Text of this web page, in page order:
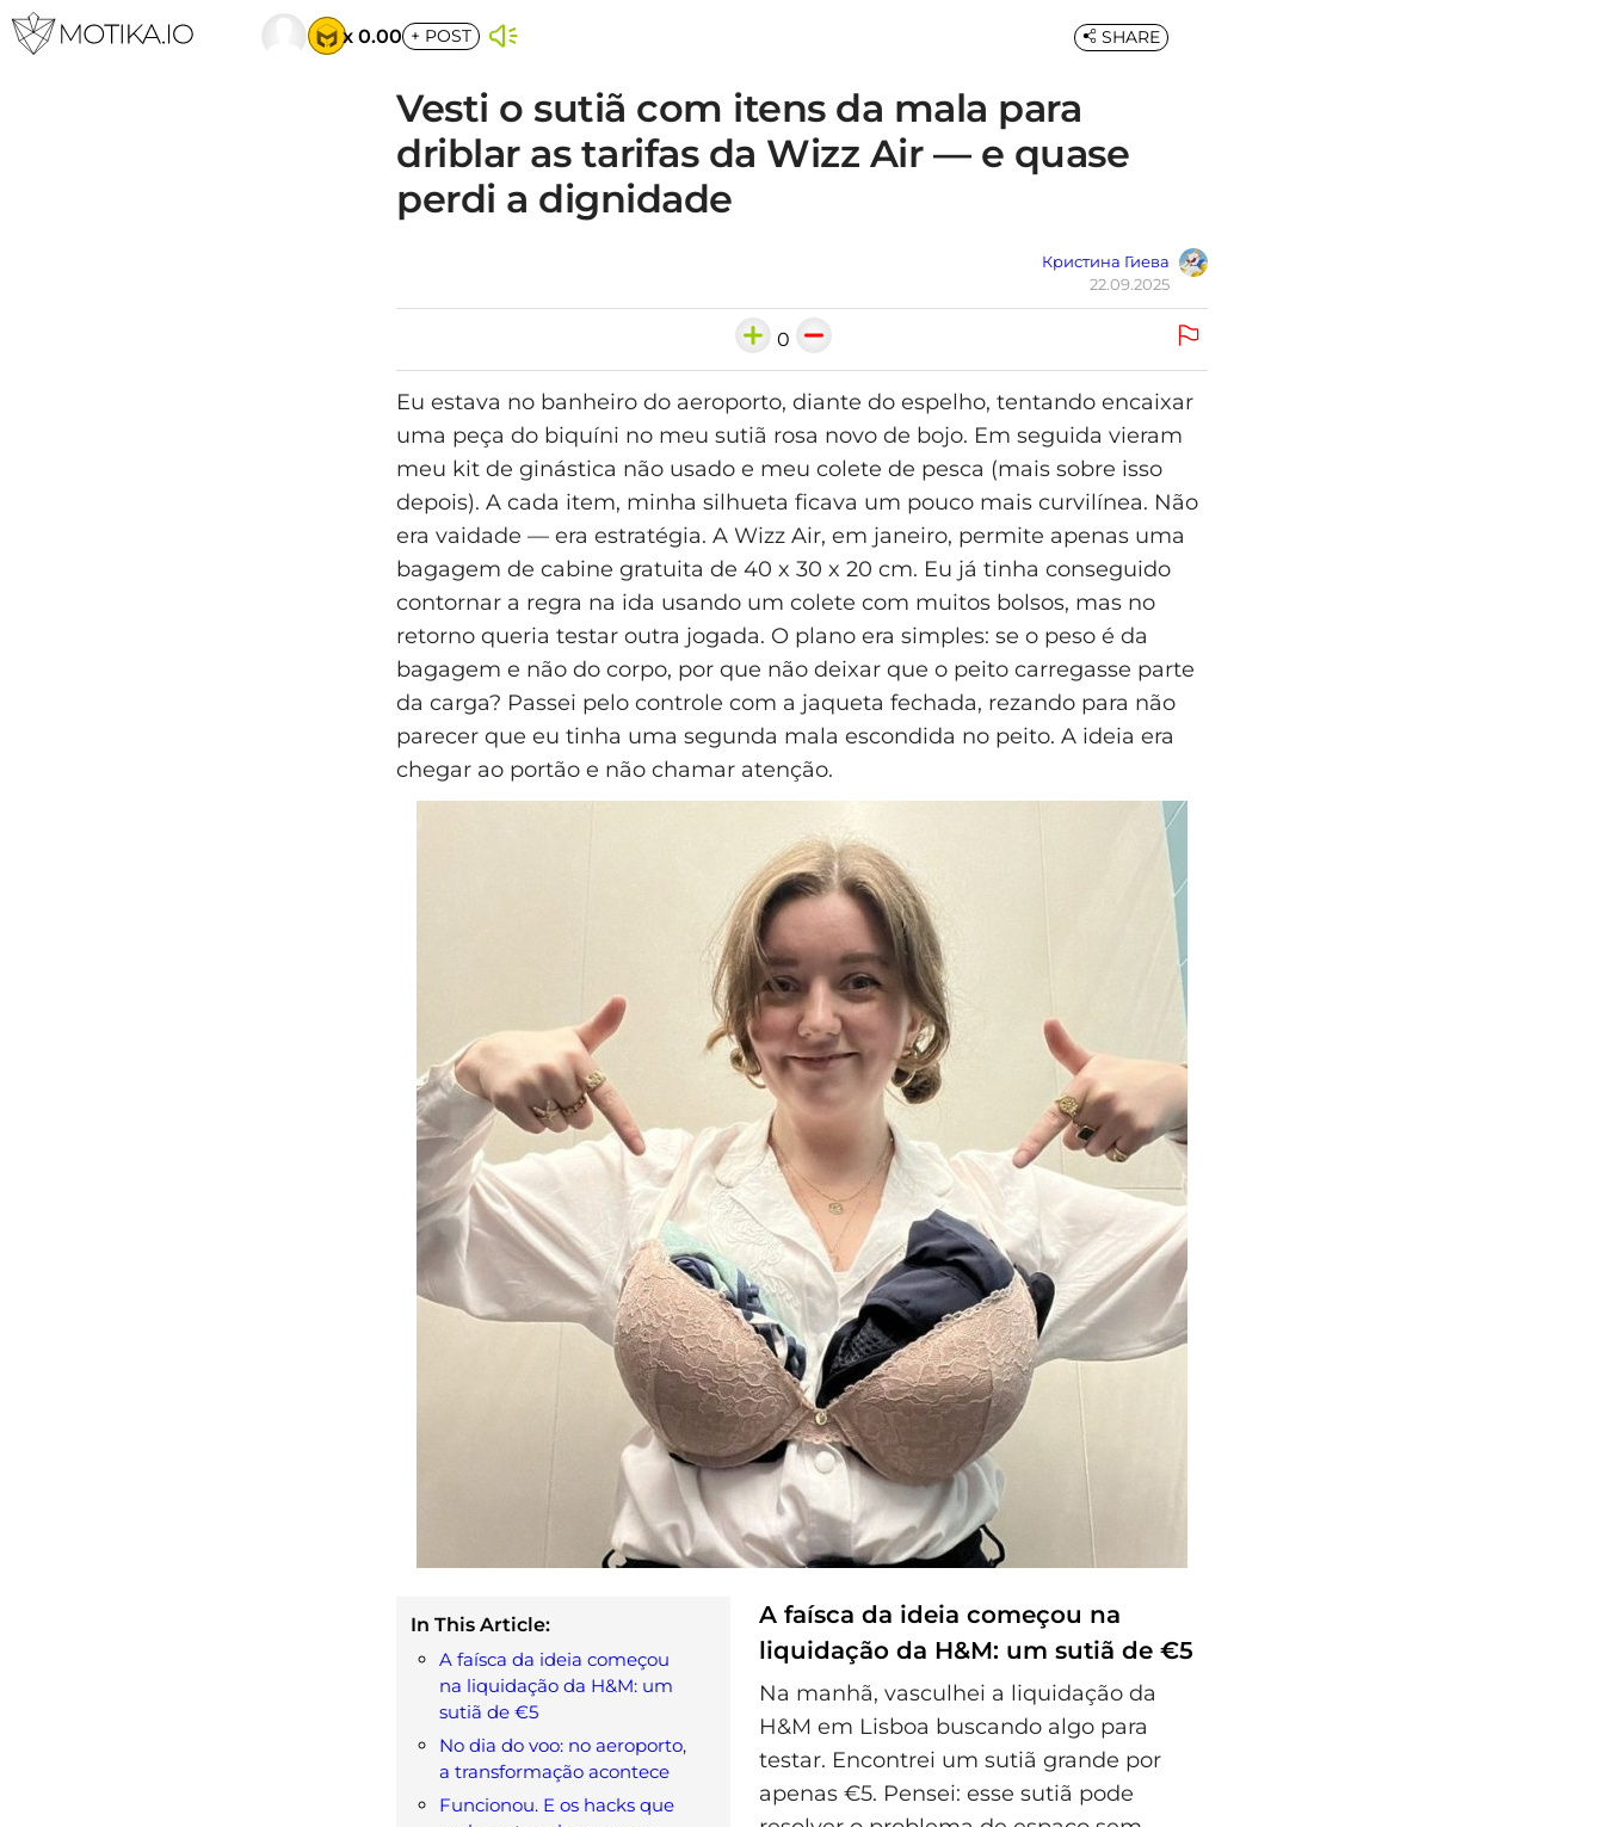
x 0.00 + POST
Vesti o sutiã com itens da mala para
driblar as tarifas da Wizz Air — e quase
perdi a dignidade
Кристина Гиева
22.09.2025
SHARE
0
Eu estava no banheiro do aeroporto, diante do espelho, tentando encaixar
uma peça do biquíni no meu sutiã rosa novo de bojo. Em seguida vieram
meu kit de ginástica não usado e meu colete de pesca (mais sobre isso
depois). A cada item, minha silhueta ficava um pouco mais curvilínea. Não
era vaidade — era estratégia. A Wizz Air, em janeiro, permite apenas uma
bagagem de cabine gratuita de 40 x 30 x 20 cm. Eu já tinha conseguido
contornar a regra na ida usando um colete com muitos bolsos, mas no
retorno queria testar outra jogada. O plano era simples: se o peso é da
bagagem e não do corpo, por que não deixar que o peito carregasse parte
da carga? Passei pelo controle com a jaqueta fechada, rezando para não
parecer que eu tinha uma segunda mala escondida no peito. A ideia era
chegar ao portão e não chamar atenção.
In This Article:
A faísca da ideia começou
na liquidação da H&M: um
sutiã de €5
No dia do voo: no aeroporto,
a transformação acontece
Funcionou. E os hacks que
A faísca da ideia começou na
liquidação da H&M: um sutiã de €5
Na manhã, vasculhei a liquidação da
H&M em Lisboa buscando algo para
testar. Encontrei um sutiã grande por
apenas €5. Pensei: esse sutiã pode